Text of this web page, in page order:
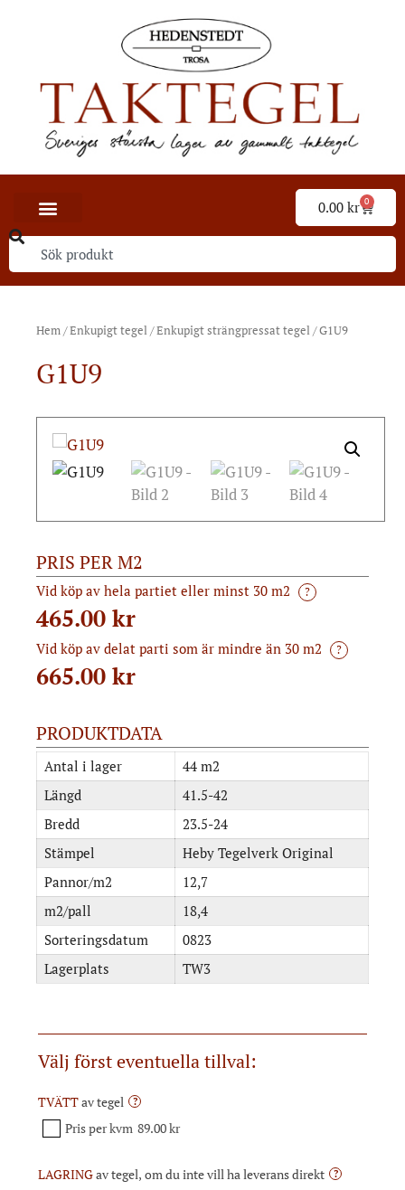
0.00 kr 0
Hem/Enkupigt tegel/Enkupigt strängpressat tegel/ G1U9
G1U9
PRIS PER M2
Vid köp av hela partiet eller minst 30 m2 ?
465.00 kr
Vid köp av delat parti som är mindre än 30 m2 ?
665.00 kr
PRODUKTDATA
Antal i lager
44 m2
Längd
41.5-42
Bredd
23.5-24
Stämpel
Heby Tegelverk Original
Pannor/m2
12,7
m2/pall
18,4
Sorteringsdatum
0823
Lagerplats
TW3
Välj först eventuella tillval:
TVÄTTav tegel ?
Pris per kvm 89.00 kr
LAGRINGav tegel, om du inte vill ha leverans direkt ?